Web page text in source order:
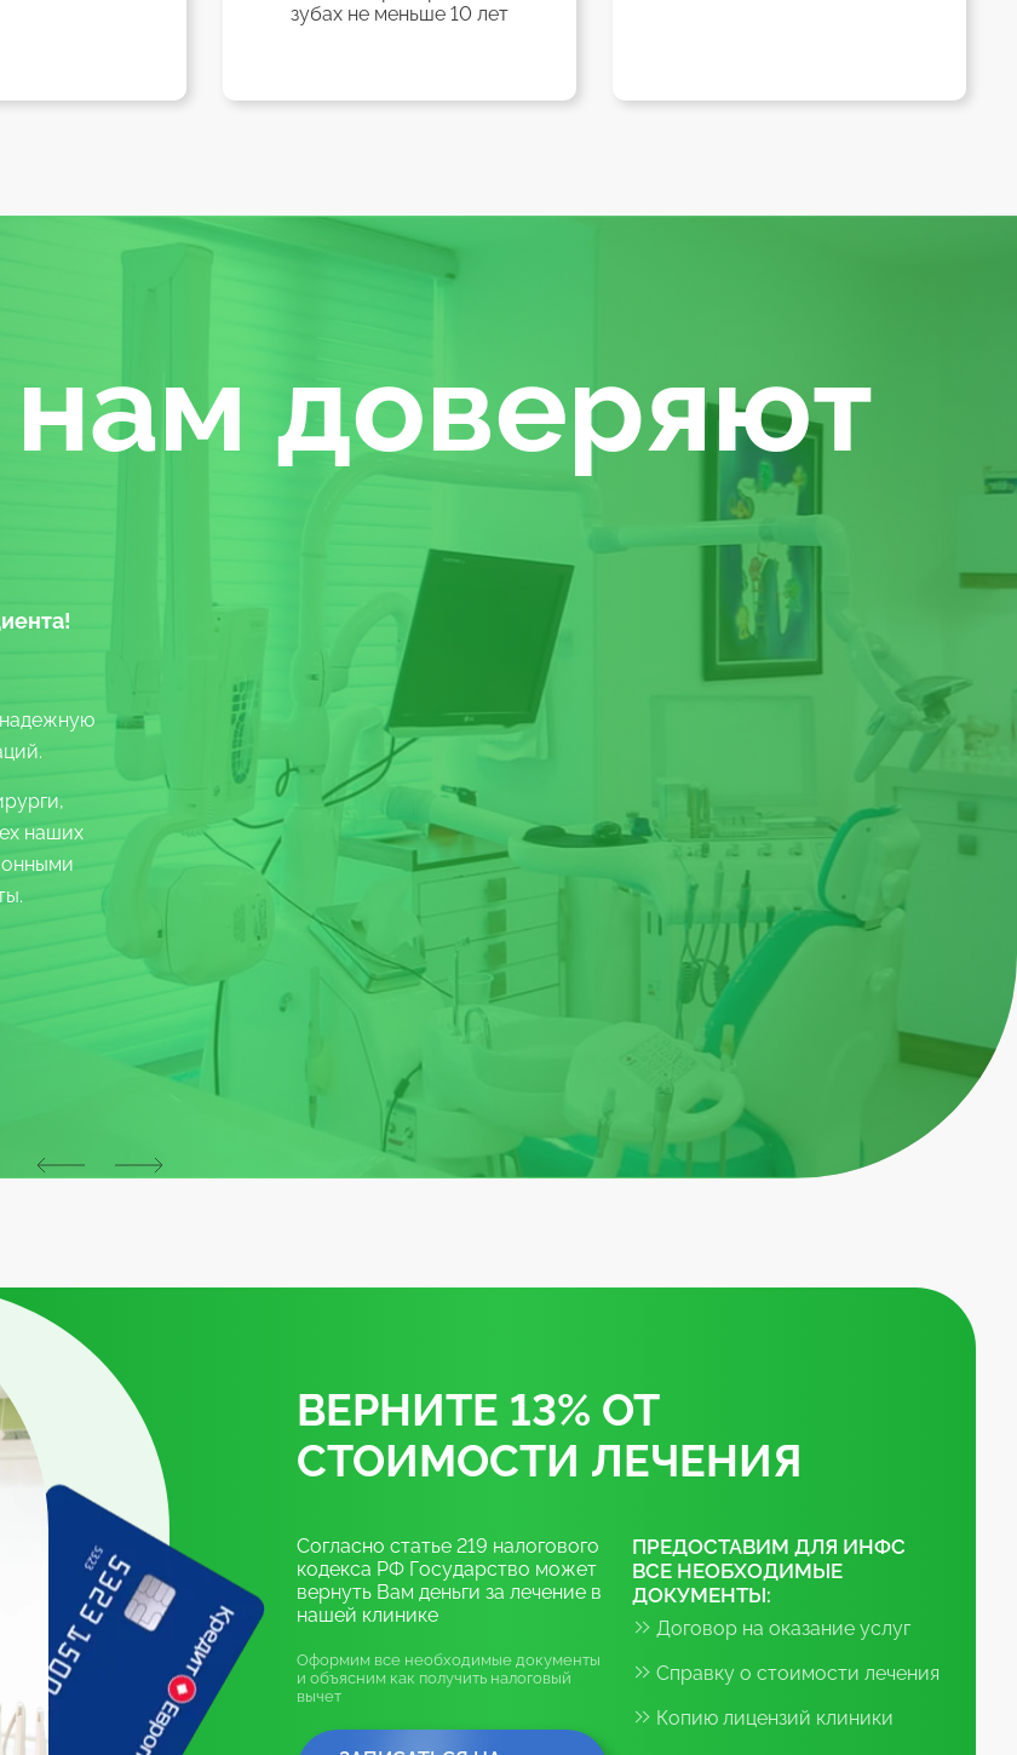
зубах не меньше 10 лет
доверяют
наших
ВЕРНИТЕ 13% ОТ
СТОИМОСТИ ЛЕЧЕНИЯ
Согласно статье 219 налогового
кодекса РФ Государство может
вернуть Вам деньги за лечение в
нашей клинике
Оформим все необходимые документы
и объясним как получить налоговый
вычет
ПРЕДОСТАВИМ ДЛЯ ИНФС
ВСЕ НЕОБХОДИМЫЕ
ДОКУМЕНТЫ:
Договор на оказание услуг
Справку о стоимости лечения
Копию лицензий клиники